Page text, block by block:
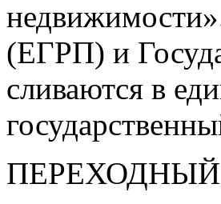
(ЕГРП) и
сливаются в